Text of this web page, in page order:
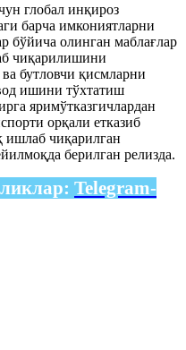
глобал инқироз
барча имкониятларни
бўйича олинган маблағлар
чиқарилишини
бутловчи қисмларни
ишини тўхтатиш
яримўтказгичлардан
орқали етказиб
ишлаб чиқарилган
берилган релизда.
Telegram-